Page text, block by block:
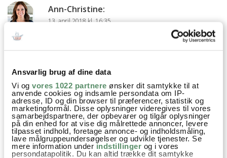
Ansvarlig brug af dine data
Vi og vores 1022 partnere ønsker dit samtykke til at
anvende cookies og indsamle persondata om IP-
adresse, ID og din browser til præferencer, statistik og
marketingformål. Disse oplysninger videregives til vores
samarbejdspartnere, der opbevarer og tilgår oplysninger
på din enhed for at vise dig målrettede annoncer, levere
tilpasset indhold, foretage annonce- og indholdsmåling,
lave målgruppeundersøgelser og udvikle tjenester. Se
mere information under indstillinger og i vores
persondatapolitik. Du kan altid trække dit samtykke
Ann-Christine:
13. april 2018 kl. 16:35
Jeg er også i fuld gang med perlesøsteren lige nu
men det bliver så ikke lige i år, kan jeg se ;)
God fornøjelse med Det store i det små, jeg tror
du bliver begejstret for den
besvar
Sarah:
16. april 2018 kl. 16:09